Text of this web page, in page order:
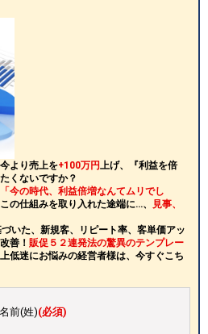
より売上を+100万円上げ、『利益を倍
くないですか？
「今の時代、利益倍増なんてムリでし
の仕組みを取り入れた途端に…、
見事、
いた、新規客、リピート率、客単価アッ
善！ 販促５２連発法の驚異のテンプレー
低迷にお悩みの経営者様は、今すぐこち
前(姓)(必須)